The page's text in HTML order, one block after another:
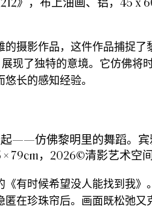
》，布上油画、铝，45 x
的摄影作品，这件作品捕捉了
现了独特的意境。它仿佛将
长的感知经验。
——仿佛黎明里的舞蹈。宾
× 79cm，2026©清影艺术空
《有时候希望没人能找到我》
匿在珍珠帘后。画面既松弛又